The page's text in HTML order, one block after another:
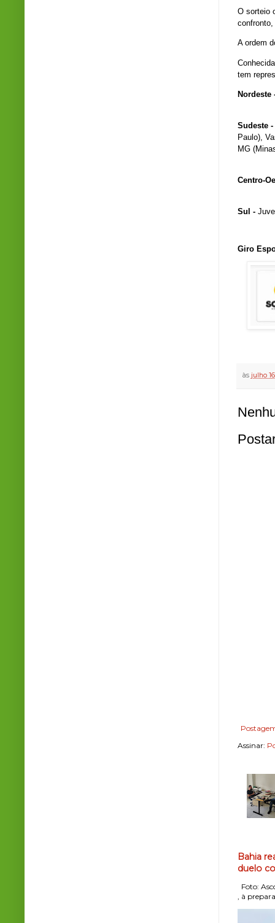
O sorteio
A ordem
tem
Nordeste
Sudeste -
Paulo),
MG
Centro-
Sul -
Giro
às julho
Assinar:
Bahia
duelo
Foto:
, à